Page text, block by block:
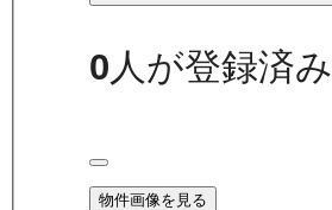
0 人が登録済み
物件画像を見る